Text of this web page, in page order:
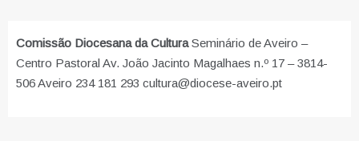
Comissão Diocesana da CulturaSeminário de Aveiro –
Centro Pastoral Av. João Jacinto Magalhaes n.º 17 – 3814-
506 Aveiro 234 181 293 cultura@diocese-aveiro.pt